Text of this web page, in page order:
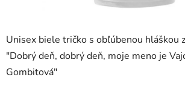
Unisex biele tričko s obľúbenou hláškou
"Dobrý deň, dobrý deň, moje meno je
Gombitová"